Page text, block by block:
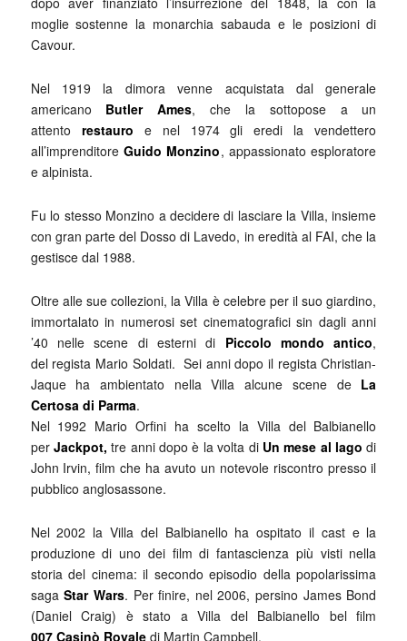
moglie sostenne la monarchia sabauda e le posizioni di
Cavour.
Nel 1919 la dimora venne acquistata dal generale
americano Butler Ames, che la sottopose a un
attento restauro e nel 1974 gli eredi la vendettero
all’imprenditoreGuido Monzino, appassionato esploratore
e alpinista.
Fu lo stesso Monzino a decidere di lasciare la Villa, insieme
con gran parte del Dosso di Lavedo, in eredità al FAI, che la
gestisce dal 1988.
Oltre alle sue collezioni, la Villa è celebre per il suo giardino,
immortalato in numerosi set cinematografici sin dagli anni
’40 nelle scene di esterni di Piccolo mondo antico,
del regista Mario Soldati. Sei anni dopo il regista Christian-
Jaque ha ambientato nella Villa alcune scene de La
Certosa di Parma.
Nel 1992 Mario Orfini ha scelto la Villa del Balbianello
per Jackpot,tre anni dopo è la volta di Un mese al lagodi
John Irvin, film che ha avuto un notevole riscontro presso il
pubblico anglosassone.
Nel 2002 la Villa del Balbianello ha ospitato il cast e la
produzione di uno dei film di fantascienza più visti nella
storia del cinema: il secondo episodio della popolarissima
sagaStar Wars. Per finire, nel 2006, persino James Bond
(Daniel Craig) è stato a Villa del Balbianello bel film
007 Casinò Royale di Martin Campbell.